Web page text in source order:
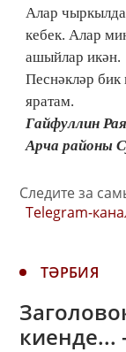
Алар
кебек. Алар
ашыйлар икән.
Песнәкләр
яратам.
Гайфуллин
Арча районы
Следите за
Telegram-
ТӘРБИЯ
киенде...